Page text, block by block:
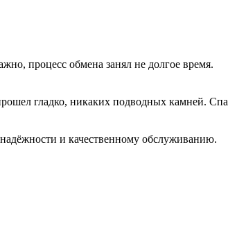
процесс обмена занял не долгое время.
гладко, никаких подводных камней.
и качественному обслуживанию.